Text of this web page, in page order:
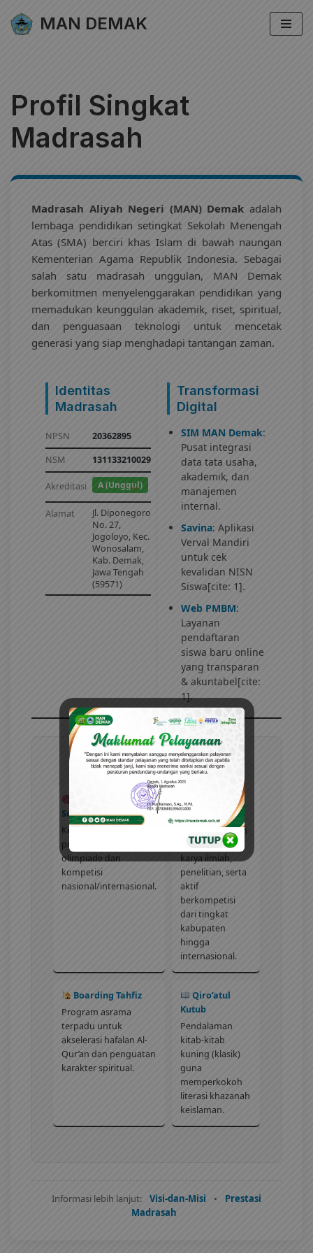
Lompat
MAN DEMAK
Profil Singkat
Madrasah
Madrasah Aliyah Negeri (MAN) Demak adalah
lembaga pendidikan setingkat Sekolah Menengah
Atas (SMA) berciri khas Islam di bawah naungan
Kementerian Agama Republik Indonesia. Sebagai
salah satu madrasah unggulan, MAN Demak
berkomitmen menyelenggarakan pendidikan yang
memadukan keunggulan akademik, riset, spiritual,
dan penguasaan teknologi untuk mencetak
generasi yang siap menghadapi tantangan zaman.
Identitas
Madrasah
NPSN
20362895
NSM
131133210029
Akreditasi A (Unggul)
Alamat
Jl. Diponegoro
No. 27,
Jogoloyo, Kec.
Wonosalam,
Kab. Demak,
Jawa Tengah
(59571)
Transformasi
Digital
SIM MAN Demak:
Pusat integrasi
data tata usaha,
akademik, dan
manajemen
internal.
Savina: Aplikasi
Verval Mandiri
untuk cek
kevalidan NISN
Siswa[cite: 1].
Web PMBM:
Layanan
pendaftaran
siswa baru online
yang transparan
& akuntabel[cite:
1].
Program Kelas Unggulan
Science Class)
Kelas khusus proyeksi
prestasi sains
olimpiade dan
kompetisi
nasional/internasional.
Kelas Riset
Fokus pada
pengembangan
berpikir kritis,
karya ilmiah,
penelitian, serta
aktif
berkompetisi
dari tingkat
kabupaten
hingga
internasional.
Boarding Tahfiz
Program asrama
terpadu untuk
akselerasi hafalan Al-
Qur’an dan penguatan
karakter spiritual.
Qiro’atul
Kutub
Pendalaman
kitab-kitab
kuning (klasik)
guna
memperkokoh
literasi khazanah
keislaman.
Informasi lebih lanjut: Visi-dan-Misi •
Prestasi
Madrasah